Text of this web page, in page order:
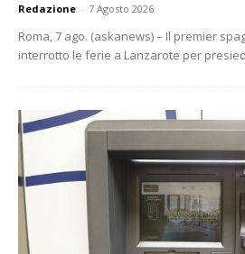
Redazione - 7 Agosto 2026
Roma, 7 ago. (askanews) – Il premier
interrotto le ferie a Lanzarote per